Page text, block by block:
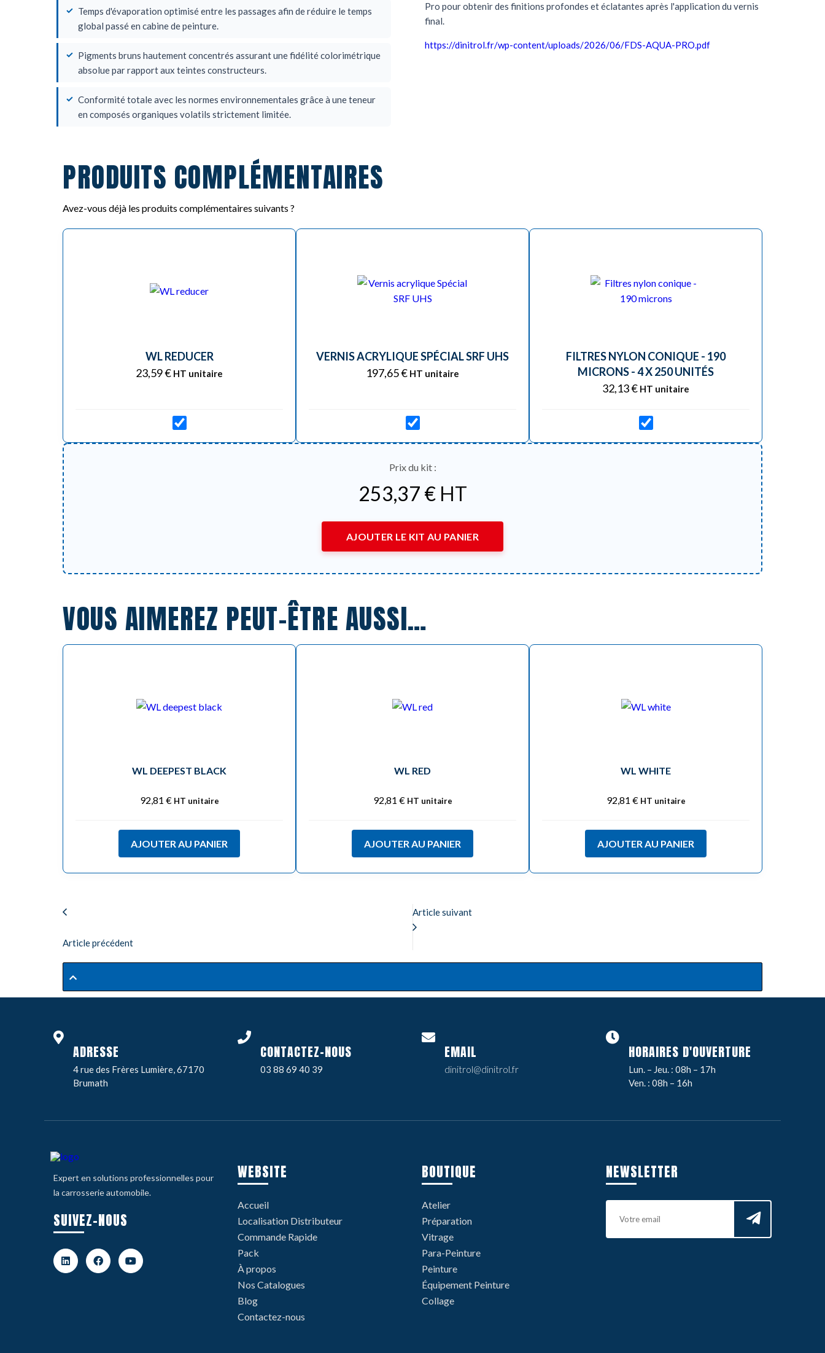
Temps d'évaporation optimisé entre les passages afin de réduire le temps
global passé en cabine de peinture.
Pigments bruns hautement concentrés assurant une fidélité colorimétrique
absolue par rapport aux teintes constructeurs.
Conformité totale avec les normes environnementales grâce à une teneur
en composés organiques volatils strictement limitée.
Pro pour obtenir des finitions profondes et éclatantes après l'application du vernis
final.
https://dinitrol.fr/wp-content/uploads/2026/06/FDS-AQUA-PRO.pdf
PRODUITS COMPLÉMENTAIRES
Avez-vous déjà les produits complémentaires suivants ?
WL REDUCER
23,59€ HT unitaire
VERNIS ACRYLIQUE SPÉCIAL SRF UHS
197,65€ HT unitaire
FILTRES NYLON CONIQUE - 190
MICRONS - 4 X 250 UNITÉS
32,13€ HT unitaire
Prix du kit :
253,37 €HT
AJOUTER LE KIT AU PANIER
VOUS AIMEREZ PEUT-ÊTRE AUSSI…
WL DEEPEST BLACK
92,81 € HT unitaire
AJOUTER AU PANIER
WL RED
92,81 € HT unitaire
AJOUTER AU PANIER
WL WHITE
92,81 € HT unitaire
AJOUTER AU PANIER
Article précédent
Article suivant
ADRESSE
4 rue des Frères Lumière, 67170
Brumath
CONTACTEZ-NOUS
03 88 69 40 39
EMAIL
dinitrol@dinitrol.fr
HORAIRES D'OUVERTURE
Lun. – Jeu. : 08h – 17h
Ven. : 08h – 16h
Expert en solutions professionnelles pour
la carrosserie automobile.
SUIVEZ-NOUS
WEBSITE
Accueil
Localisation Distributeur
Commande Rapide
Pack
À propos
Nos Catalogues
Blog
Contactez-nous
BOUTIQUE
Atelier
Préparation
Vitrage
Para-Peinture
Peinture
Équipement Peinture
Collage
NEWSLETTER